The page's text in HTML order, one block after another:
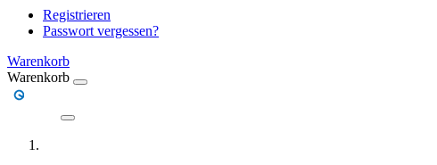
Registrieren
Passwort vergessen?
Warenkorb
Warenkorb